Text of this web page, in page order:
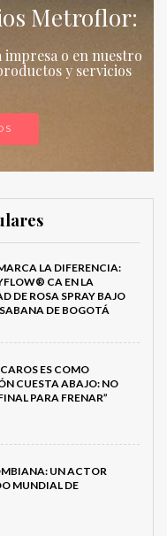
Metroflor:
impresa o en nuestro
y servicios
LA DIFERENCIA:
CA EN LA
DE ROSA SPRAY BAJO
DE BOGOTÁ
ES COMO
CUESTA ABAJO: NO
PARA FRENAR”
UN ACTOR
MUNDIAL DE